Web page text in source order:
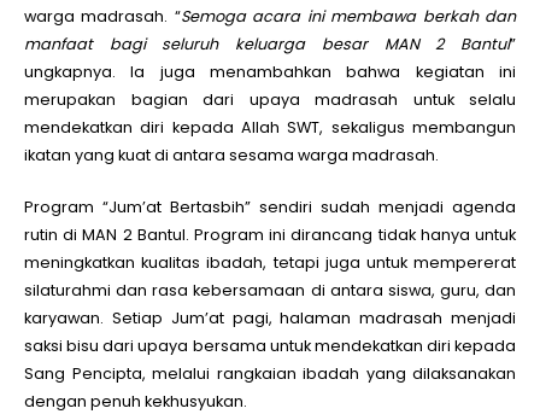
warga madrasah. “Semoga acara ini membawa berkah dan
manfaat bagi seluruh keluarga besar MAN 2 Bantul”
ungkapnya. Ia juga menambahkan bahwa kegiatan ini
merupakan bagian dari upaya madrasah untuk selalu
mendekatkan diri kepada Allah SWT, sekaligus membangun
ikatan yang kuat di antara sesama warga madrasah.
Program “Jum’at Bertasbih” sendiri sudah menjadi agenda
rutin di MAN 2 Bantul. Program ini dirancang tidak hanya untuk
meningkatkan kualitas ibadah, tetapi juga untuk mempererat
silaturahmi dan rasa kebersamaan di antara siswa, guru, dan
karyawan. Setiap Jum’at pagi, halaman madrasah menjadi
saksi bisu dari upaya bersama untuk mendekatkan diri kepada
Sang Pencipta, melalui rangkaian ibadah yang dilaksanakan
dengan penuh kekhusyukan.